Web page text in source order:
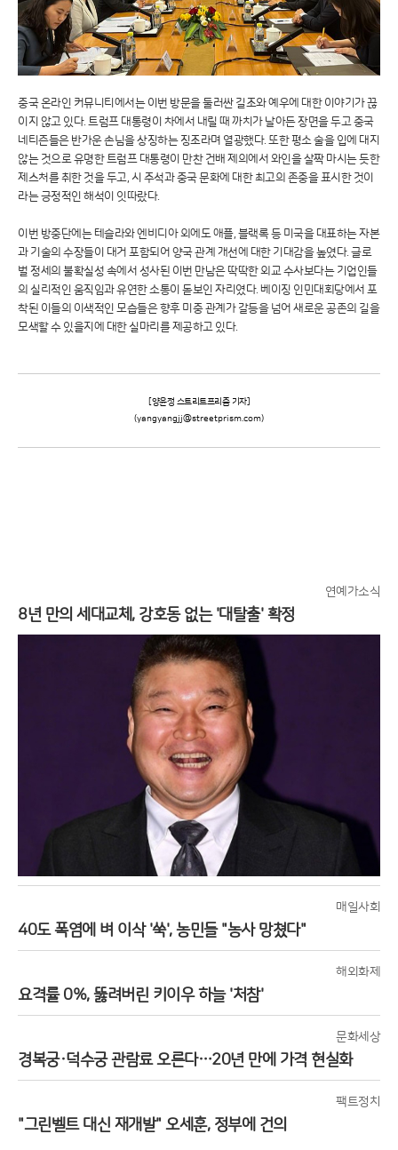
중국 온라인 커뮤니티에서는 이번 방문을 둘러싼 길조와 예우에 대한 이야기가 끊
이지 않고 있다. 트럼프 대통령이 차에서 내릴 때 까치가 날아든 장면을 두고 중국
네티즌들은 반가운 손님을 상징하는 징조라며 열광했다. 또한 평소 술을 입에 대지
않는 것으로 유명한 트럼프 대통령이 만찬 건배 제의에서 와인을 살짝 마시는 듯한
제스처를 취한 것을 두고, 시 주석과 중국 문화에 대한 최고의 존중을 표시한 것이
라는 긍정적인 해석이 잇따랐다.
이번 방중단에는 테슬라와 엔비디아 외에도 애플, 블랙록 등 미국을 대표하는 자본
과 기술의 수장들이 대거 포함되어 양국 관계 개선에 대한 기대감을 높였다. 글로
벌 정세의 불확실성 속에서 성사된 이번 만남은 딱딱한 외교 수사보다는 기업인들
의 실리적인 움직임과 유연한 소통이 돋보인 자리였다. 베이징 인민대회당에서 포
착된 이들의 이색적인 모습들은 향후 미중 관계가 갈등을 넘어 새로운 공존의 길을
모색할 수 있을지에 대한 실마리를 제공하고 있다.
[양윤정 스트리트프리즘 기자]
(yangyangjj@streetprism.com)
연예가소식
8년 만의 세대교체, 강호동 없는 '대탈출' 확정
매일사회
40도 폭염에 벼 이삭 '쑥', 농민들 "농사 망쳤다"
해외화제
요격률 0%, 뚫려버린 키이우 하늘 '처참'
문화세상
경복궁·덕수궁 관람료 오른다…20년 만에 가격 현실화
팩트정치
"그린벨트 대신 재개발" 오세훈, 정부에 건의